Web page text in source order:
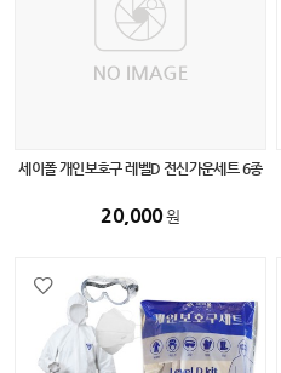
세이폴 개인보호구 레벨D 전신가운세트 6종
20,000원